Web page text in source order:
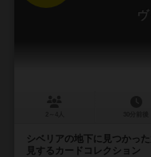
シベリアの地下に見つかっ
見するカードコレクション